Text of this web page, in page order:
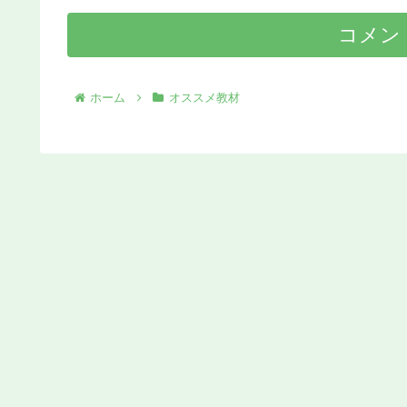
コメン
ホーム オススメ教材